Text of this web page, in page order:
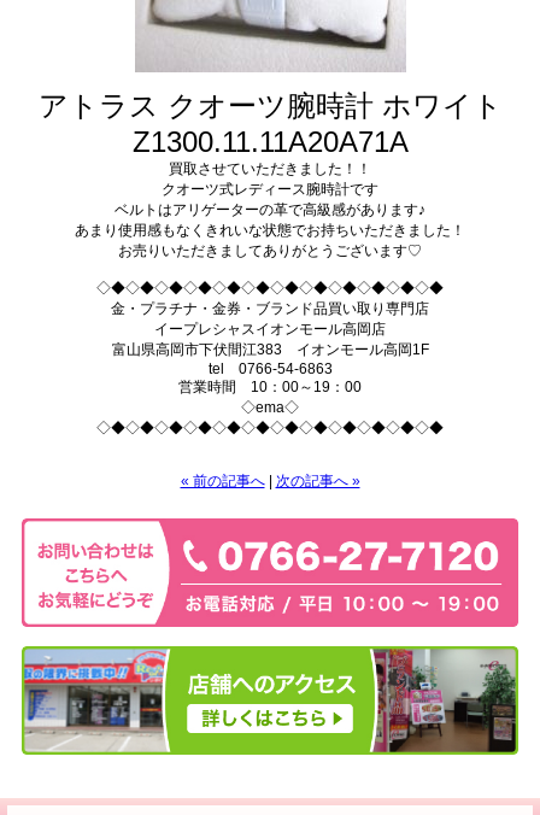
アトラス クオーツ腕時計 ホワイト
Z1300.11.11A20A71A
買取させていただきました！！
クオーツ式レディース腕時計です
ベルトはアリゲーターの革で高級感があります♪
あまり使用感もなくきれいな状態でお持ちいただきました！
お売りいただきましてありがとうございます♡
◇◆◇◆◇◆◇◆◇◆◇◆◇◆◇◆◇◆◇◆◇◆◇◆
金・プラチナ・金券・ブランド品買い取り専門店
イープレシャスイオンモール高岡店
富山県高岡市下伏間江383 イオンモール高岡1F
tel 0766-54-6863
営業時間 10：00～19：00
◇ema◇
◇◆◇◆◇◆◇◆◇◆◇◆◇◆◇◆◇◆◇◆◇◆◇◆
« 前の記事へ| 次の記事へ »